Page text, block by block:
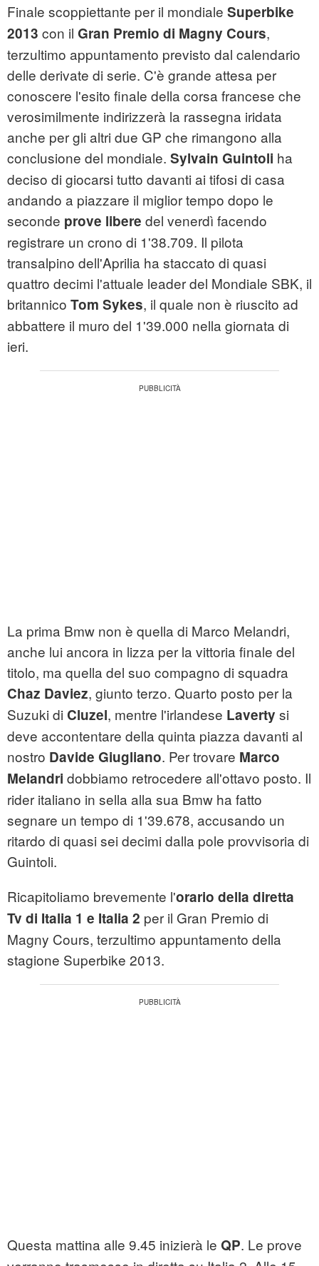
Finale scoppiettante per il mondiale Superbike
2013 con il Gran Premio di Magny Cours,
terzultimo appuntamento previsto dal calendario
delle derivate di serie. C'è grande attesa per
conoscere l'esito finale della corsa francese che
verosimilmente indirizzerà la rassegna iridata
anche per gli altri due GP che rimangono alla
conclusione del mondiale. Sylvain Guintoli ha
deciso di giocarsi tutto davanti ai tifosi di casa
andando a piazzare il miglior tempo dopo le
seconde prove libere del venerdì facendo
registrare un crono di 1'38.709. Il pilota
transalpino dell'Aprilia ha staccato di quasi
quattro decimi l'attuale leader del Mondiale SBK, il
britannico Tom Sykes, il quale non è riuscito ad
abbattere il muro del 1'39.000 nella giornata di
ieri.
La prima Bmw non è quella di Marco Melandri,
anche lui ancora in lizza per la vittoria finale del
titolo, ma quella del suo compagno di squadra
Chaz Daviez, giunto terzo. Quarto posto per la
Suzuki di Cluzel, mentre l'irlandese Laverty si
deve accontentare della quinta piazza davanti al
nostro Davide Giugliano. Per trovare Marco
Melandri dobbiamo retrocedere all'ottavo posto. Il
rider italiano in sella alla sua Bmw ha fatto
segnare un tempo di 1'39.678, accusando un
ritardo di quasi sei decimi dalla pole provvisoria di
Guintoli.
Ricapitoliamo brevemente l'orario della diretta
Tv di Italia 1 e Italia 2 per il Gran Premio di
Magny Cours, terzultimo appuntamento della
stagione Superbike 2013.
Questa mattina alle 9.45 inizierà le QP. Le prove